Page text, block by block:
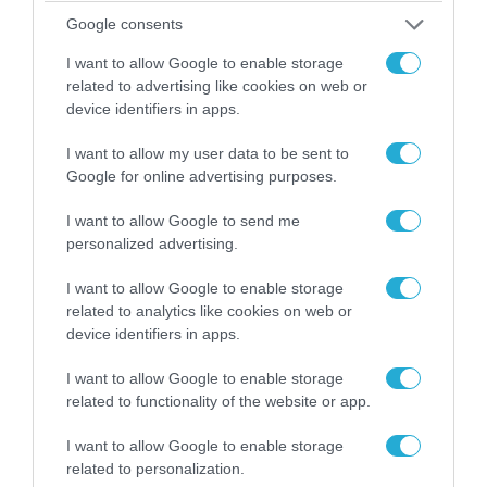
Google consents
I want to allow Google to enable storage
related to advertising like cookies on web or
device identifiers in apps.
I want to allow my user data to be sent to
Google for online advertising purposes.
I want to allow Google to send me
personalized advertising.
I want to allow Google to enable storage
related to analytics like cookies on web or
device identifiers in apps.
I want to allow Google to enable storage
related to functionality of the website or app.
I want to allow Google to enable storage
related to personalization.
Hat προσφέρει στο Ελληνικό Δημόσιο μια
ενιαία, ασφαλή και ανοικτή πλατφόρμα για τον
ψηφιακό μετασχηματισμό, επιτρέποντας τη
λειτουργία εφαρμογών και υπηρεσιών σε
κυβερνητικό νέφος (G-Cloud), ιδιωτικά data
centers και δημόσια cloud περιβάλλοντα, χωρίς